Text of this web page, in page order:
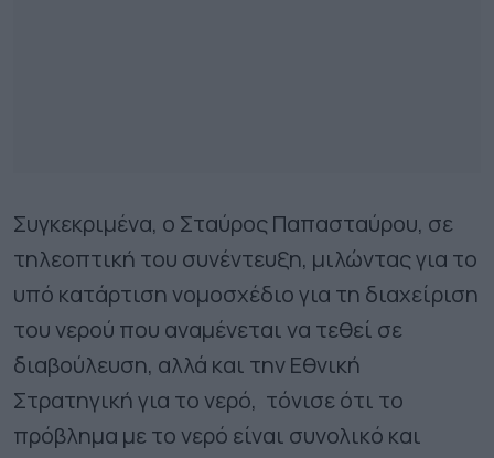
Συγκεκριμένα, ο Σταύρος Παπασταύρου, σε
τηλεοπτική του συνέντευξη, μιλώντας για το
υπό κατάρτιση νομοσχέδιο για τη διαχείριση
του νερού που αναμένεται να τεθεί σε
διαβούλευση, αλλά και την Εθνική
Στρατηγική για το νερό, τόνισε ότι το
πρόβλημα με το νερό είναι συνολικό και